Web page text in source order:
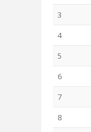
3
4
5
6
7
8